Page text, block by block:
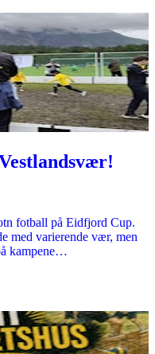
fotball på Eidfjord Cup.
med varierende vær, men
kampene…